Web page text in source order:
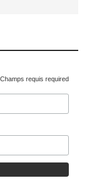
Champs requis required